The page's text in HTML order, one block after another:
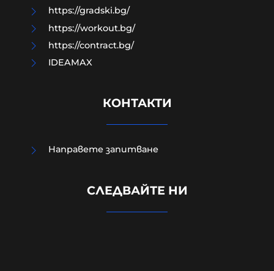
„Петрохан“: близки се питат
https://gradski.bg/
https://workout.bg/
https://contract.bg/
IDEAMAX
КОНТАКТИ
Направете запитване
СЛЕДВАЙТЕ НИ